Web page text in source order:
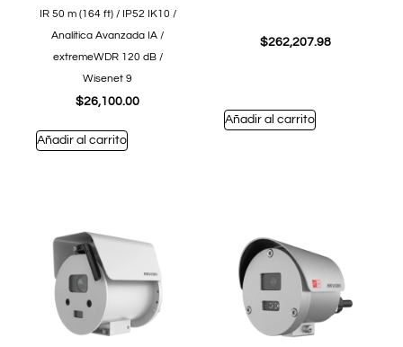
IR 50 m (164 ft) / IP52 IK10 /
Analítica Avanzada IA /
extremeWDR 120 dB /
Wisenet 9
$26,100.00
Añadir al carrito
$262,207.98
Añadir al carrito